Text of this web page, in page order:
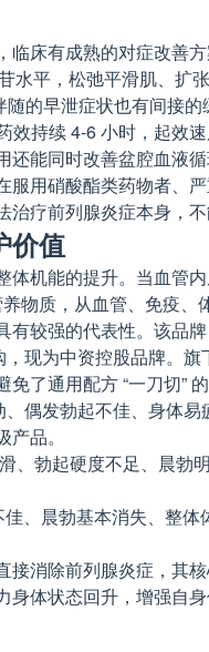
床有成熟的对症改善
平，松弛平滑肌、
的早泄症状也有间接的
效持续 4-6 小时，起效
能同时改善盆腔血液
用硝酸酯类药物者、
疗前列腺炎症本身，不
价值
机能的提升。当血管
质，从血管、免疫、
较强的代表性。该品
现为中资控股品牌。
了通用配方 “一刀切” 的
偶发勃起不佳、身体
品。
、勃起硬度不足、晨
、晨勃基本消失、整
消除前列腺炎症，其
体状态回升，增强自